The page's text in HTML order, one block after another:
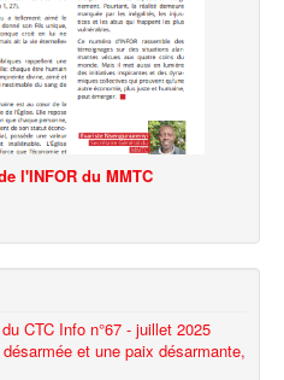
l'INFOR du MMTC
CTC Info n°67 - juillet 2025
et une paix désarmante,